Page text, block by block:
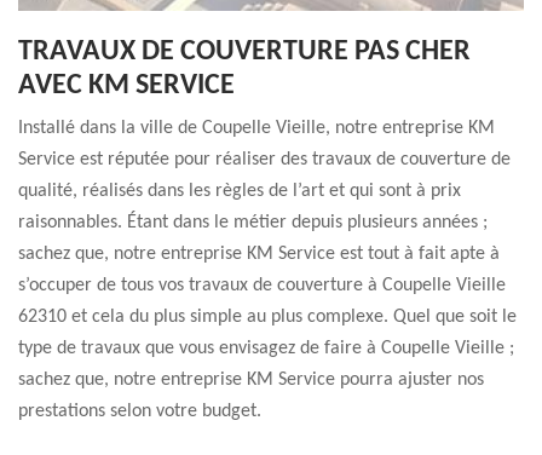
TRAVAUX DE COUVERTURE PAS CHER
AVEC KM SERVICE
Installé dans la ville de Coupelle Vieille, notre entreprise KM
Service est réputée pour réaliser des travaux de couverture de
qualité, réalisés dans les règles de l’art et qui sont à prix
raisonnables. Étant dans le métier depuis plusieurs années ;
sachez que, notre entreprise KM Service est tout à fait apte à
s’occuper de tous vos travaux de couverture à Coupelle Vieille
62310 et cela du plus simple au plus complexe. Quel que soit le
type de travaux que vous envisagez de faire à Coupelle Vieille ;
sachez que, notre entreprise KM Service pourra ajuster nos
prestations selon votre budget.